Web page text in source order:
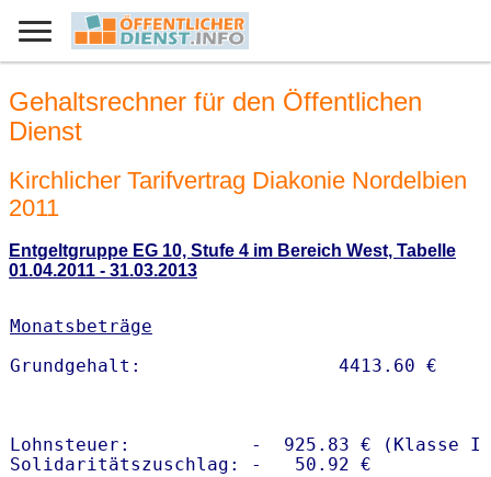
Gehaltsrechner für den Öffentlichen
Dienst
Kirchlicher Tarifvertrag Diakonie Nordelbien
2011
Entgeltgruppe EG 10, Stufe 4 im Bereich West, Tabelle
01.04.2011 - 31.03.2013
Monatsbeträge
Lohnsteuer:           -  925.83 € (Klasse I)
Solidaritätszuschlag: -   50.92 €